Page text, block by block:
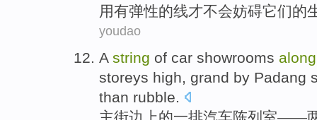
用有弹性的线才不会妨碍它们的
youdao
A string of car showrooms along
storeys high, grand by Padang
than rubble.
主街边上的一排汽车陈列室——